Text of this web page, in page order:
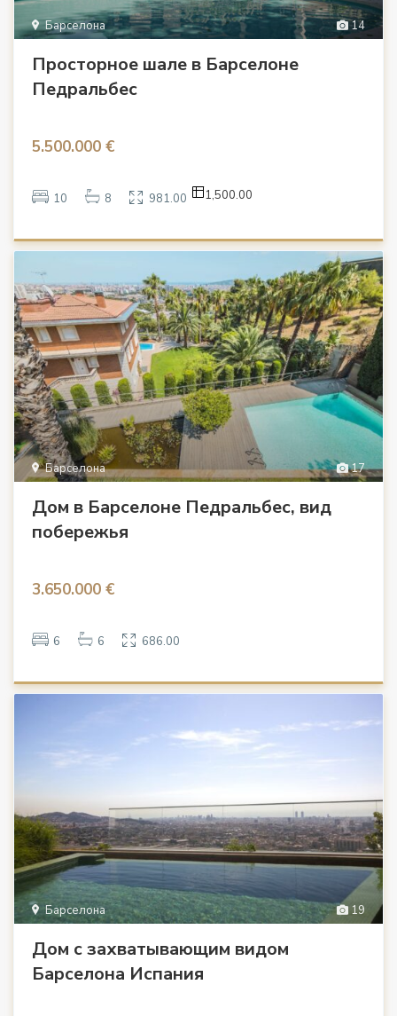
14
Барселона
Просторное шале в Барселоне
Педральбес
5.500.000 €
10 8 981.00 1,500.00
17
Барселона
Дом в Барселоне Педральбес, вид
побережья
3.650.000 €
6 6 686.00
19
Барселона
Дом с захватывающим видом
Барселона Испания